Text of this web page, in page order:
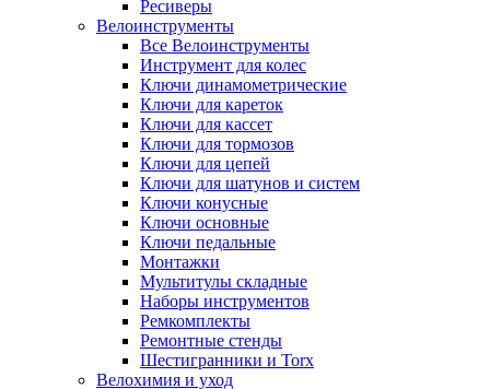
Ресиверы
Велоинструменты
Все Велоинструменты
Инструмент для колес
Ключи динамометрические
Ключи для кареток
Ключи для кассет
Ключи для тормозов
Ключи для цепей
Ключи для шатунов и систем
Ключи конусные
Ключи основные
Ключи педальные
Монтажки
Мультитулы складные
Наборы инструментов
Ремкомплекты
Ремонтные стенды
Шестигранники и Torx
Велохимия и уход